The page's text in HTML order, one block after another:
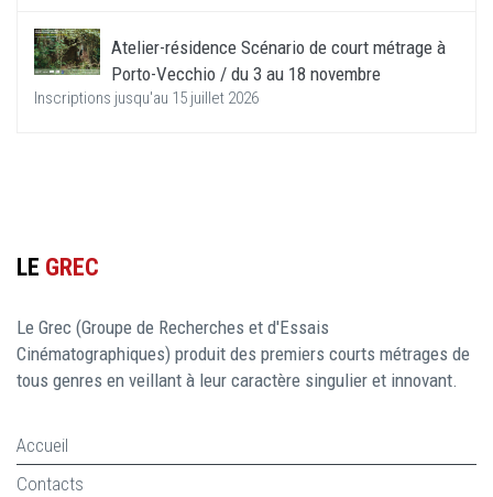
Atelier-résidence Scénario de court métrage à
Porto-Vecchio / du 3 au 18 novembre
Inscriptions jusqu'au 15 juillet 2026
LE GREC
Le Grec (Groupe de Recherches et d'Essais
Cinématographiques) produit des premiers courts métrages de
tous genres en veillant à leur caractère singulier et innovant.
Accueil
Contacts